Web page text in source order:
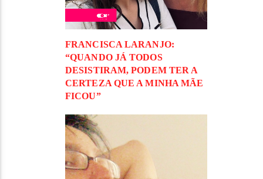
FRANCISCA LARANJO:
“QUANDO JÁ TODOS
DESISTIRAM, PODEM TER A
CERTEZA QUE A MINHA MÃE
FICOU”